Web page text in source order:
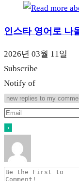
인스타 영어로 나
2026년 03월 11일
Subscribe
Notify of